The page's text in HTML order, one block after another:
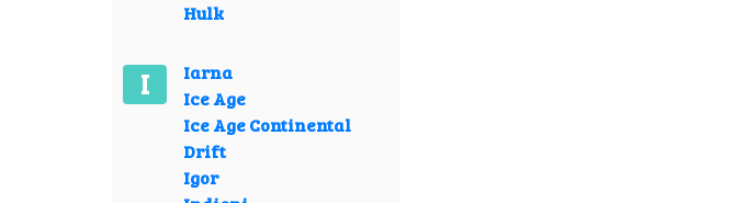
Hulk
I
Iarna
Ice Age
Ice Age Continental
Drift
Igor